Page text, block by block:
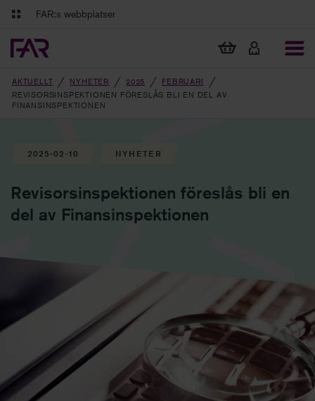
Gå till innehåll
Gå till navigation
Ekonomiska regler på ett och samma ställe
Debatt och fördjupning i branschens frågor
FAR:s webbplatser
Visa min varukorg
AKTUELLT NYHETER 2025
FEBRUARI
REVISORSINSPEKTIONEN FÖRESLÅS BLI EN DEL AV
FINANSINSPEKTIONEN
2025-02-10 NYHETER
Revisorsinspektionen föreslås bli en
del av Finansinspektionen